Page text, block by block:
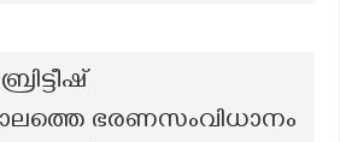
ഭരണസംവിധാനം